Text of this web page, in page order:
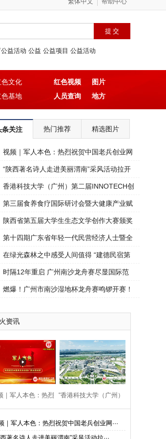
益活动 公益 公益项目 公益活动
色文化
色基地
红色视频
图片
人员查询
地方
条关注 热门推荐 精选图片
视频｜军人本色：热烈祝贺中国老兵创业网
广西总部揭牌
“陕西著名诗人走进美丽渭南”采风活动拉开
帷幕
香港科技大学（广州）第二届INNOTECH创
科嘉年华再创辉煌
第三届食养食疗国际研讨会暨大健康产业赋
能峰会成功举办
陕西省第五届大学生生态文学创作大赛颁奖
典礼隆重举行
第十四期广东省年轻一代民营经济人士暨全
省优秀民营企业家培训班在河北西柏坡开班
在绿光森林之中感受人间值得 “建德民宿第
一村”——航川村“云山宿集”预订火爆
时隔12年重启 广州南沙龙舟赛尽显国际范
燃爆！广州市南沙湿地杯龙舟赛鸣锣开赛！
资讯
｜军人本色：热烈 “香港科技大学（广州）
｜军人本色：热烈祝贺中国老兵创业网···